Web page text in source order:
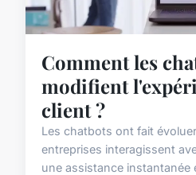
Comment les
modifient
client ?
Les chatbots ont fait
entreprises interagissent
une assistance instantanée